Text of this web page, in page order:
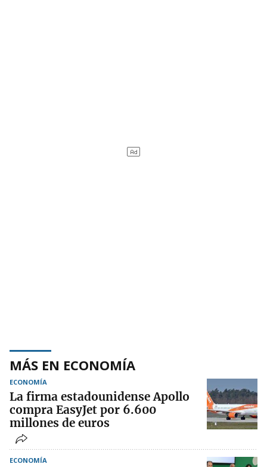
MÁS EN ECONOMÍA
ECONOMÍA
La firma estadounidense Apollo
compra EasyJet por 6.600
millones de euros
ECONOMÍA